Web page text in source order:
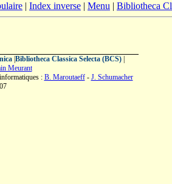
| Index inverse | Menu | Bibliotheca
| Bibliotheca Classica Selecta (BCS)|
Meurant
: B. Maroutaeff- J. Schumacher